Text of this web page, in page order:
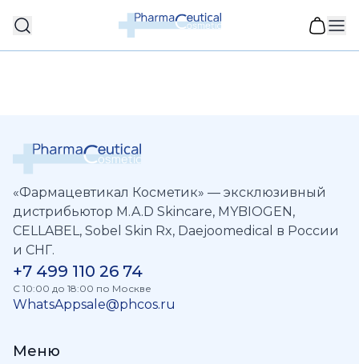
«Фармацевтикал Косметик» — эксклюзивный
дистрибьютор M.A.D Skincare, MYBIOGEN,
CELLABEL, Sobel Skin Rx, Daejoomedical в России
и СНГ.
+7 499 110 26 74
C 10:00 до 18:00 по Москве
WhatsAppsale@phcos.ru
Меню